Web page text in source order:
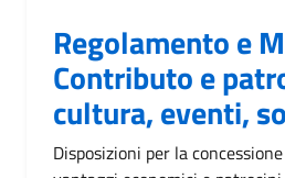
Regolamento e
Contributo e
cultura, eventi,
Disposizioni per la